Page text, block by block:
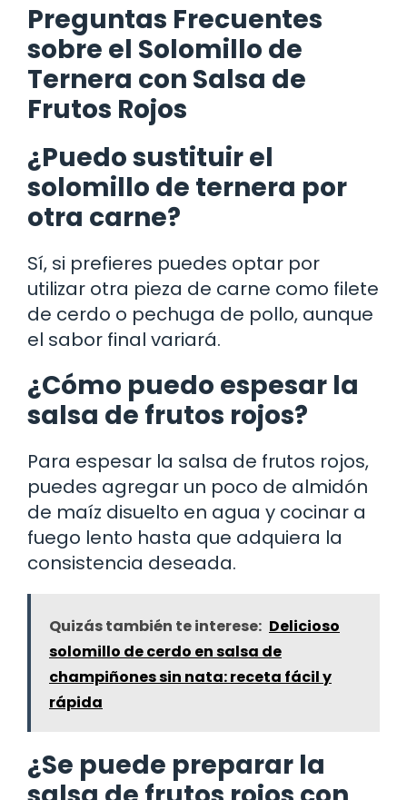
Preguntas Frecuentes
sobre el Solomillo de
Ternera con Salsa de
Frutos Rojos
¿Puedo sustituir el
solomillo de ternera por
otra carne?
Sí, si prefieres puedes optar por
utilizar otra pieza de carne como filete
de cerdo o pechuga de pollo, aunque
el sabor final variará.
¿Cómo puedo espesar la
salsa de frutos rojos?
Para espesar la salsa de frutos rojos,
puedes agregar un poco de almidón
de maíz disuelto en agua y cocinar a
fuego lento hasta que adquiera la
consistencia deseada.
Quizás también te interese: Delicioso
solomillo de cerdo en salsa de
champiñones sin nata: receta fácil y
rápida
¿Se puede preparar la